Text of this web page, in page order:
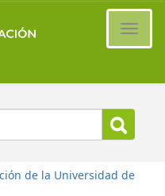
de la Universidad de